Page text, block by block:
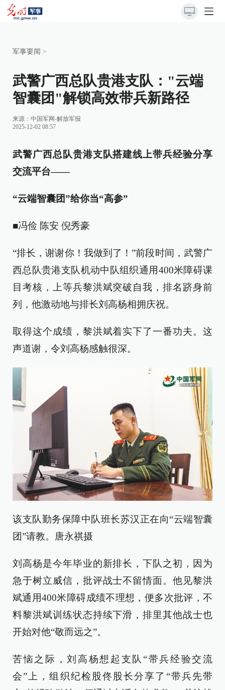
军事要闻 >
武警广西总队贵港支队："云端
智囊团"解锁高效带兵新路径
来源： 中国军网-解放军报
2025-12-02 08:57
武警广西总队贵港支队搭建线上带兵经验分享
交流平台——
“云端智囊团”给你当“高参”
■冯俭 陈安 倪秀豪
“排长，谢谢你！我做到了！”前段时间，武警广
西总队贵港支队机动中队组织通用400米障碍课
目考核，上等兵黎洪斌突破自我，排名跻身前
列，他激动地与排长刘高杨相拥庆祝。
取得这个成绩，黎洪斌着实下了一番功夫。这
声道谢，令刘高杨感触很深。
该支队勤务保障中队班长苏汉正在向“云端智囊
团”请教。唐永祺摄
刘高杨是今年毕业的新排长，下队之初，因为
急于树立威信，批评战士不留情面。他见黎洪
斌通用400米障碍成绩不理想，便多次批评，不
料黎洪斌训练状态持续下滑，排里其他战士也
开始对他“敬而远之”。
苦恼之际，刘高杨想起支队“带兵经验交流
会”上，组织纪检股佟股长分享了“带兵先带